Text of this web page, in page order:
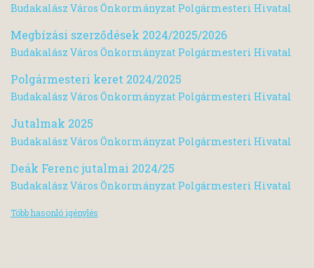
Budakalász Város Önkormányzat Polgármesteri Hivatal
Megbízási szerződések 2024/2025/2026
Budakalász Város Önkormányzat Polgármesteri Hivatal
Polgármesteri keret 2024/2025
Budakalász Város Önkormányzat Polgármesteri Hivatal
Jutalmak 2025
Budakalász Város Önkormányzat Polgármesteri Hivatal
Deák Ferenc jutalmai 2024/25
Budakalász Város Önkormányzat Polgármesteri Hivatal
Több hasonló igénylés